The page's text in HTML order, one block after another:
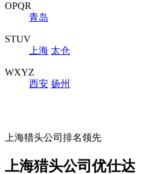
OPQR
青岛
STUV
上海 太仓
WXYZ
西安 扬州
上海猎头公司排名领先
上海猎头公司优仕达